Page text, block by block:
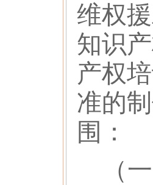
维权
知识
产权
准的
围：
（